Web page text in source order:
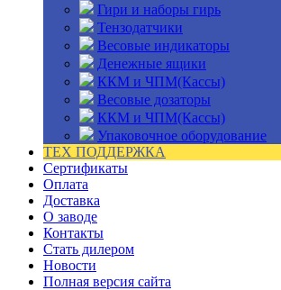
Гири и наборы гирь
Тензодатчики
Весовые индикаторы
Денежные ящики
ККМ и ЧПМ(Кассы)
Весовые дозаторы
ККМ и ЧПМ(Кассы)
Упаковочное оборудование
ТЕХ ПОДДЕРЖКА
Сертификаты
Оплата
Доставка
О заводе
Контакты
Стать дилером
Новости
Полная версия сайта